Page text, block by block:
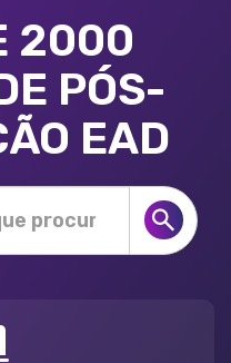
2000
PÓS-
EAD